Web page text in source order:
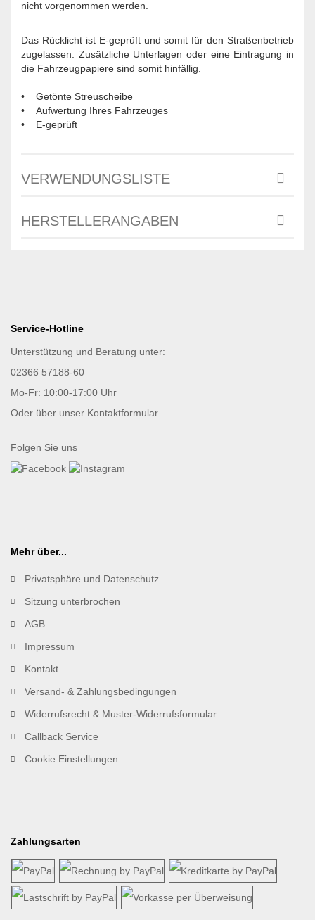
nicht vorgenommen werden.
Das Rücklicht ist E-geprüft und somit für den Straßenbetrieb
zugelassen. Zusätzliche Unterlagen oder eine Eintragung in
die Fahrzeugpapiere sind somit hinfällig.
• Getönte Streuscheibe
• Aufwertung Ihres Fahrzeuges
• E-geprüft
VERWENDUNGSLISTE
HERSTELLERANGABEN
Service-Hotline
Unterstützung und Beratung unter:
02366 57188-60
Mo-Fr: 10:00-17:00 Uhr
Oder über unser Kontaktformular.
Folgen Sie uns
Mehr über...
Privatsphäre und Datenschutz
Sitzung unterbrochen
AGB
Impressum
Kontakt
Versand- & Zahlungsbedingungen
Widerrufsrecht & Muster-Widerrufsformular
Callback Service
Cookie Einstellungen
Zahlungsarten